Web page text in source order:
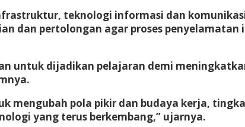
teknologi informasi dan
dan pertolongan agar proses penyelamatan
untuk dijadikan pelajaran demi
mengubah pola pikir dan budaya kerja,
yang terus berkembang,” ujarnya.